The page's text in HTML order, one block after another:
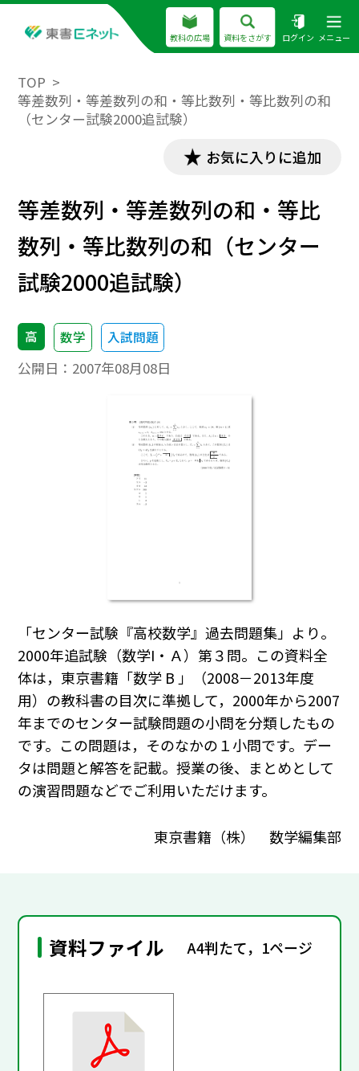
教科の広場 資料をさがす ログイン メニュー
TOP
等差数列・等差数列の和・等比数列・等比数列の和
（センター試験2000追試験）
お気に入りに追加
等差数列・等差数列の和・等比
数列・等比数列の和（センター
試験2000追試験）
高 数学 入試問題
公開日： 2007年08月08日
「センター試験『高校数学』過去問題集」より。
2000年追試験（数学I・Ａ）第３問。この資料全
体は，東京書籍「数学 B 」（2008－2013年度
用）の教科書の目次に準拠して，2000年から2007
年までのセンター試験問題の小問を分類したもの
です。この問題は，そのなかの１小問です。デー
タは問題と解答を記載。授業の後、まとめとして
の演習問題などでご利用いただけます。
東京書籍（株） 数学編集部
資料ファイル A4判たて，1ページ